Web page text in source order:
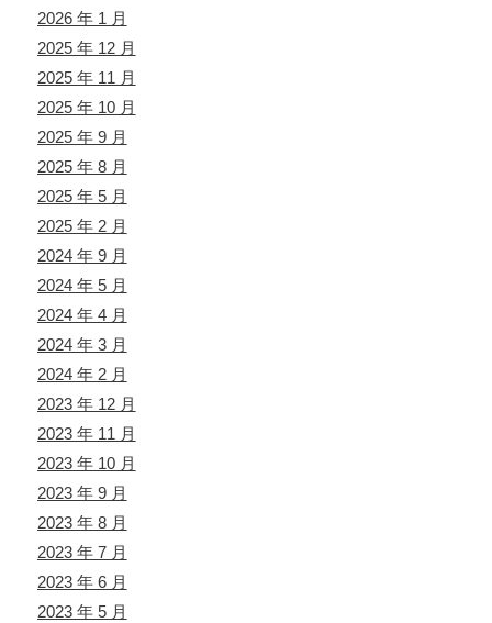
2026 年 1 月
2025 年 12 月
2025 年 11 月
2025 年 10 月
2025 年 9 月
2025 年 8 月
2025 年 5 月
2025 年 2 月
2024 年 9 月
2024 年 5 月
2024 年 4 月
2024 年 3 月
2024 年 2 月
2023 年 12 月
2023 年 11 月
2023 年 10 月
2023 年 9 月
2023 年 8 月
2023 年 7 月
2023 年 6 月
2023 年 5 月